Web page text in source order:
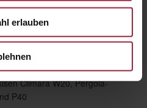
erlauben
Steuerung nach Wind, Photo und
auf der Führungsschiene
Climara W20, Pergola-
P40